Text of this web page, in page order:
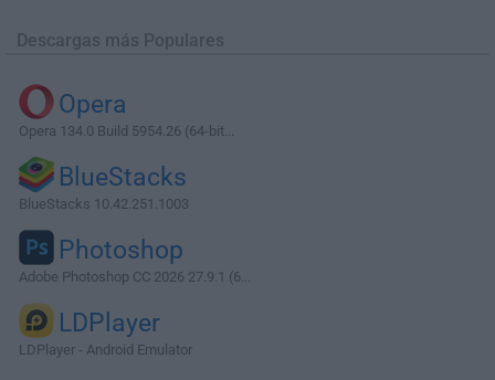
Descargas más Populares
Opera
Opera 134.0 Build 5954.26 (64-bit...
BlueStacks
BlueStacks 10.42.251.1003
Photoshop
Adobe Photoshop CC 2026 27.9.1 (6...
LDPlayer
LDPlayer - Android Emulator